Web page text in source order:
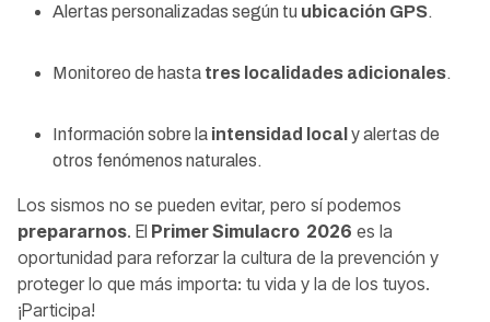
Alertas personalizadas según tu ubicación GPS.
Monitoreo de hasta tres localidades adicionales.
Información sobre la intensidad local y alertas de
otros fenómenos naturales.
Los sismos no se pueden evitar, pero sí podemos
prepararnos. El Primer Simulacro 2026 es la
oportunidad para reforzar la cultura de la prevención y
proteger lo que más importa: tu vida y la de los tuyos.
¡Participa!